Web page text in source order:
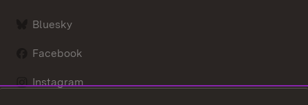
Bluesky
Facebook
Instagram